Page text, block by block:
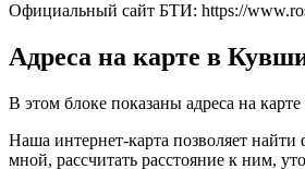
Официальный сайт БТИ: https://
Адреса на карте в
В этом блоке показаны адреса на
Наша интернет-карта позволяет
мной, рассчитать расстояние к ним,